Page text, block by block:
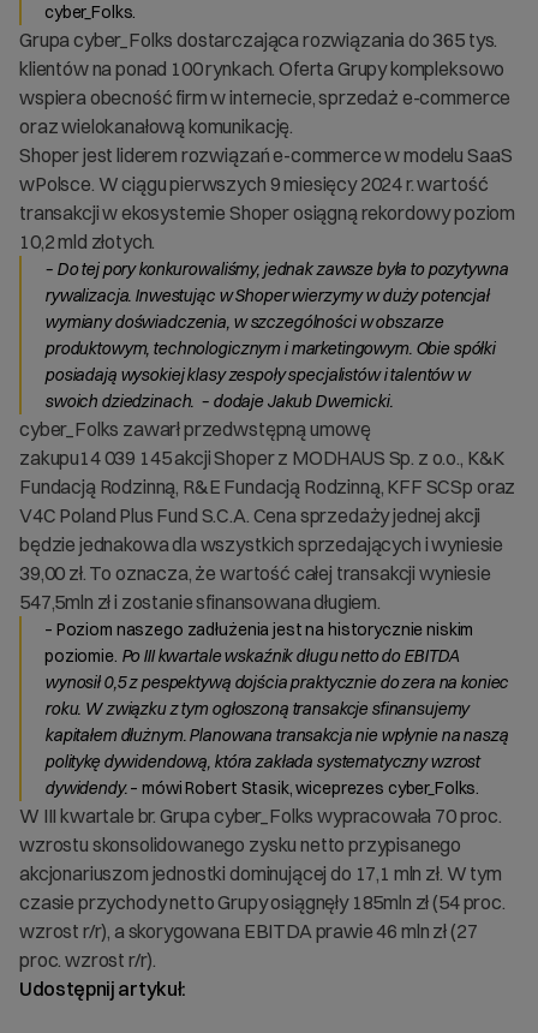
Udostępnij artykuł:
cyber_Folks.
Grupa cyber_Folks dostarczająca rozwiązania do 365 tys.
klientów na ponad 100 rynkach. Oferta Grupy kompleksowo
wspiera obecność firm w internecie, sprzedaż e-commerce
oraz wielokanałową komunikację.
Shoper jest liderem rozwiązań e-commerce w modelu SaaS
wPolsce. W ciągu pierwszych 9 miesięcy 2024 r. wartość
transakcji w ekosystemie Shoper osiągną rekordowy poziom
10,2 mld złotych.
– Do tej pory konkurowaliśmy, jednak zawsze była to pozytywna
rywalizacja. Inwestując w Shoper wierzymy w duży potencjał
wymiany doświadczenia, w szczególności w obszarze
produktowym, technologicznym i marketingowym. Obie spółki
posiadają wysokiej klasy zespoły specjalistów i talentów w
swoich dziedzinach. – dodaje Jakub Dwernicki.
cyber_Folks zawarł przedwstępną umowę
zakupu14 039 145 akcji Shoper z MODHAUS Sp. z o.o., K&K
Fundacją Rodzinną, R&E Fundacją Rodzinną, KFF SCSp oraz
V4C Poland Plus Fund S.C.A. Cena sprzedaży jednej akcji
będzie jednakowa dla wszystkich sprzedających i wyniesie
39,00 zł. To oznacza, że wartość całej transakcji wyniesie
547,5mln zł i zostanie sfinansowana długiem.
– Poziom naszego zadłużenia jest na historycznie niskim
poziomie. Po III kwartale wskaźnik długu netto do EBITDA
wynosił 0,5 z pespektywą dojścia praktycznie do zera na koniec
roku. W związku z tym ogłoszoną transakcje sfinansujemy
kapitałem dłużnym. Planowana transakcja nie wpłynie na naszą
politykę dywidendową, która zakłada systematyczny wzrost
dywidendy.– mówi Robert Stasik, wiceprezes cyber_Folks.
W III kwartale br. Grupa cyber_Folks wypracowała 70 proc.
wzrostu skonsolidowanego zysku netto przypisanego
akcjonariuszom jednostki dominującej do 17,1 mln zł. W tym
czasie przychody netto Grupy osiągnęły 185mln zł (54 proc.
wzrost r/r), a skorygowana EBITDA prawie 46 mln zł (27
proc. wzrost r/r).